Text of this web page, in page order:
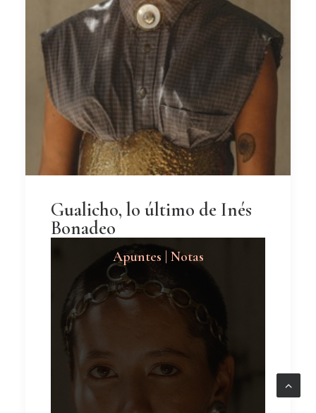
Gualicho, lo último de Inés
Bonadeo
Apuntes | Notas